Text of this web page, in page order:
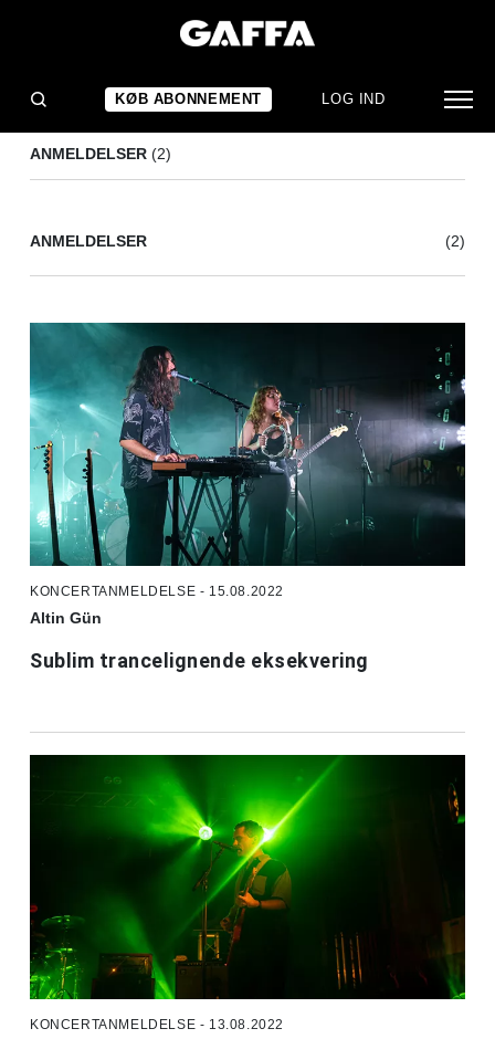
KØB ABONNEMENT LOG IND
ANMELDELSER (2)
ANMELDELSER (2)
KONCERTANMELDELSE - 15.08.2022
Altin Gün
Sublim trancelignende eksekvering
KONCERTANMELDELSE - 13.08.2022